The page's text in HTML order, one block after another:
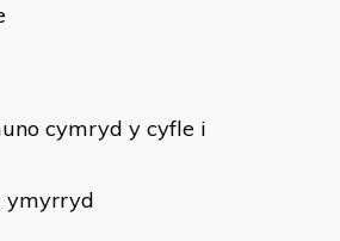
cymryd y cyfle i
ymyrryd